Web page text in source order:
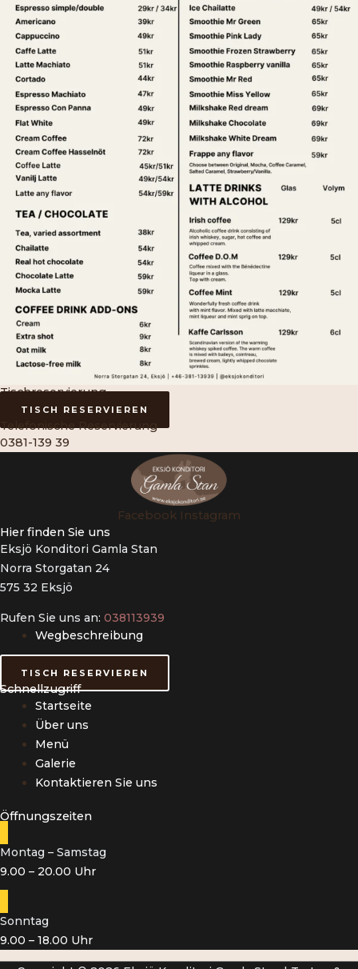
Tischreservierung
TISCH RESERVIEREN
Telefonische Reservierung
0381-139 39
Facebook Instagram
Hier finden Sie uns
Eksjö Konditori Gamla Stan
Norra Storgatan 24
575 32 Eksjö
Rufen Sie uns an: 038113939
Wegbeschreibung
TISCH RESERVIEREN
Schnellzugriff
Startseite
Über uns
Menü
Galerie
Kontaktieren Sie uns
Öffnungszeiten
Montag – Samstag
9.00 – 20.00 Uhr
Sonntag
9.00 – 18.00 Uhr